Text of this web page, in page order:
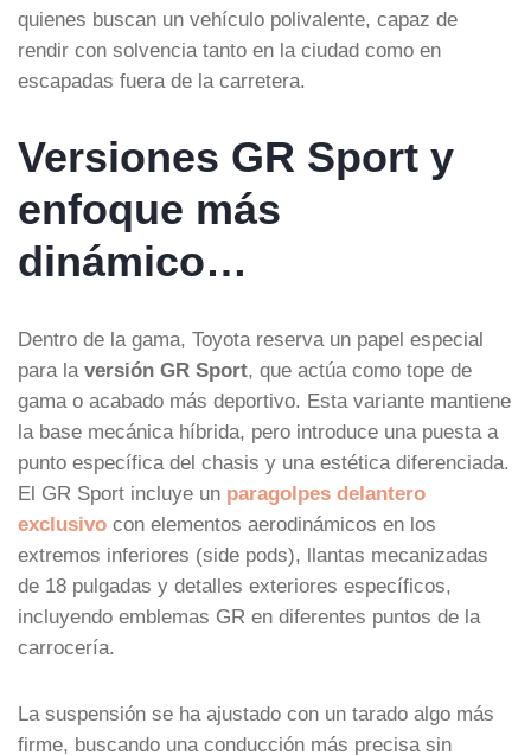
quienes buscan un vehículo polivalente, capaz de
rendir con solvencia tanto en la ciudad como en
escapadas fuera de la carretera.
Versiones GR Sport y
enfoque más
dinámico…
Dentro de la gama, Toyota reserva un papel especial
para la versión GR Sport, que actúa como tope de
gama o acabado más deportivo. Esta variante mantiene
la base mecánica híbrida, pero introduce una puesta a
punto específica del chasis y una estética diferenciada.
El GR Sport incluye un paragolpes delantero
exclusivo con elementos aerodinámicos en los
extremos inferiores (side pods), llantas mecanizadas
de 18 pulgadas y detalles exteriores específicos,
incluyendo emblemas GR en diferentes puntos de la
carrocería.
La suspensión se ha ajustado con un tarado algo más
firme, buscando una conducción más precisa sin